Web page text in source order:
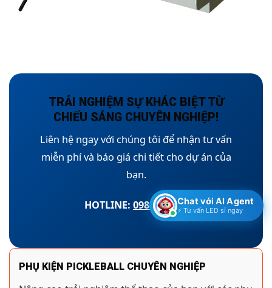
TRẢI NGHIỆM SỰ KHÁC BIỆT TỪ
CHIẾU SÁNG CHUYÊN NGHIỆP!
Liên hệ ngay với chúng tôi để nhận tư vấn
miễn phí và báo giá chi tiết cho dự án của
bạn.
HOTLINE: 0986474671
PHỤ KIỆN PICKLEBALL CHUYÊN NGHIỆP
Chat với AI Agent
⚡ Tư vấn LED sỉ ngay